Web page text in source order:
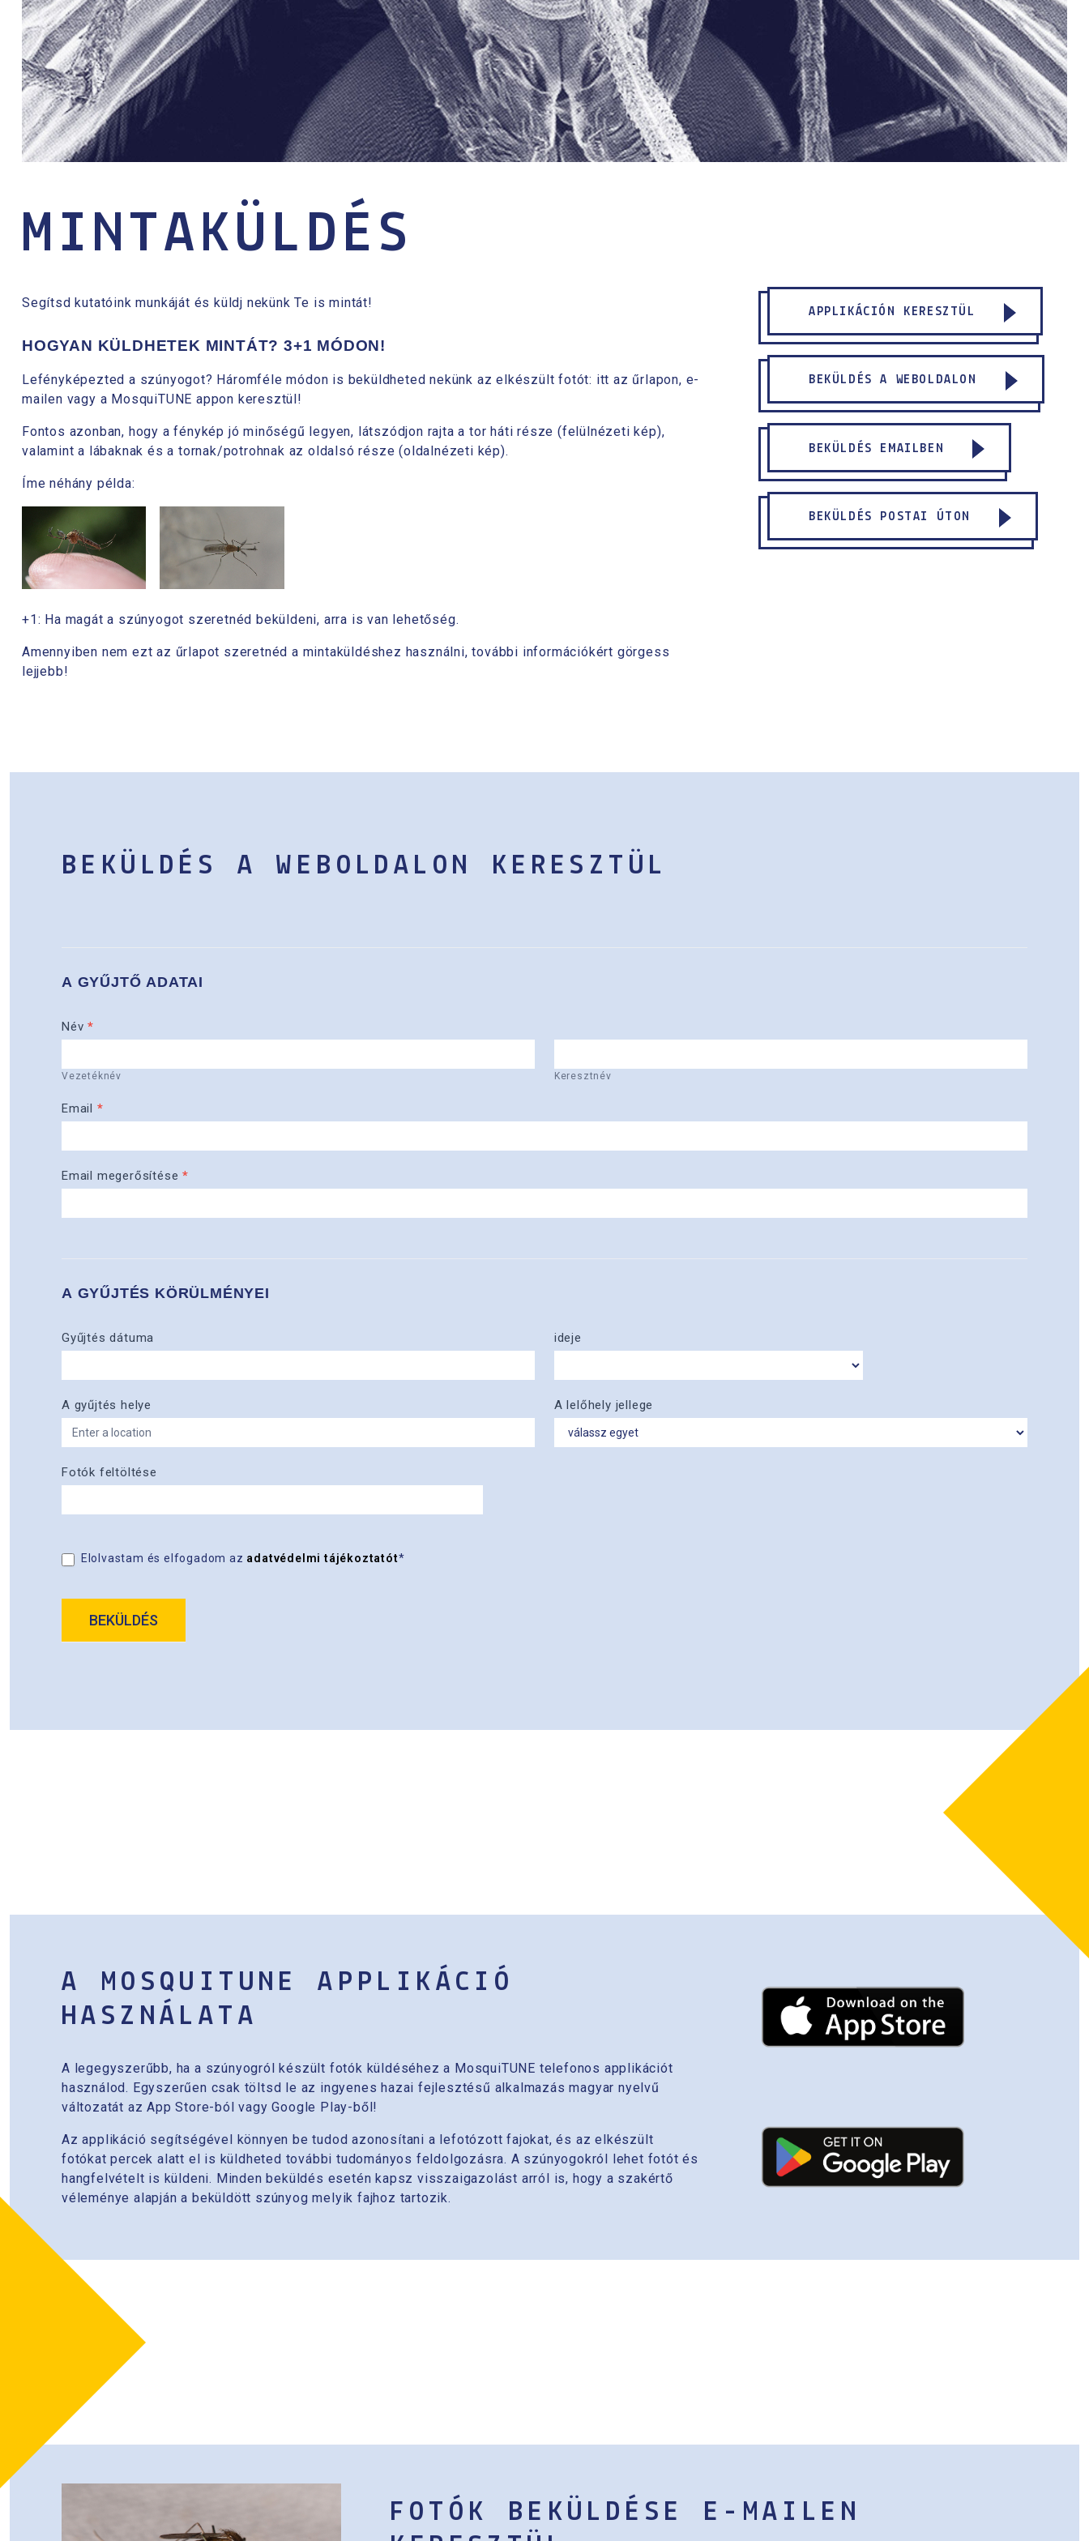
MINTAKÜLDÉS
Segítsd kutatóink munkáját és küldj nekünk Te is mintát!
HOGYAN KÜLDHETEK MINTÁT? 3+1 MÓDON!
Lefényképezted a szúnyogot? Háromféle módon is beküldheted nekünk az elkészült fotót: itt az űrlapon, e-
mailen vagy a MosquiTUNE appon keresztül!
Fontos azonban, hogy a fénykép jó minőségű legyen, látszódjon rajta a tor háti része (felülnézeti kép),
valamint a lábaknak és a tornak/potrohnak az oldalsó része (oldalnézeti kép).
Íme néhány példa:
+1: Ha magát a szúnyogot szeretnéd beküldeni, arra is van lehetőség.
Amennyiben nem ezt az űrlapot szeretnéd a mintaküldéshez használni, további információkért görgess
lejjebb!
APPLIKÁCIÓN KERESZTÜL
BEKÜLDÉS A WEBOLDALON
BEKÜLDÉS EMAILBEN
BEKÜLDÉS POSTAI ÚTON
BEKÜLDÉS A WEBOLDALON KERESZTÜL
A GYŰJTŐ ADATAI
Név*
Vezetéknév Keresztnév
Email *
Email megerősítése*
A GYŰJTÉS KÖRÜLMÉNYEI
Gyűjtés dátuma ideje
A gyűjtés helye A lelőhely jellege
Fotók feltöltése
Elolvastam és elfogadom az adatvédelmi tájékoztatót*
BEKÜLDÉS
A MOSQUITUNE APPLIKÁCIÓ
HASZNÁLATA
A legegyszerűbb, ha a szúnyogról készült fotók küldéséhez a MosquiTUNE telefonos applikációt
használod. Egyszerűen csak töltsd le az ingyenes hazai fejlesztésű alkalmazás magyar nyelvű
változatát az App Store-ból vagy Google Play-ből!
Az applikáció segítségével könnyen be tudod azonosítani a lefotózott fajokat, és az elkészült
fotókat percek alatt el is küldheted további tudományos feldolgozásra. A szúnyogokról lehet fotót és
hangfelvételt is küldeni. Minden beküldés esetén kapsz visszaigazolást arról is, hogy a szakértő
véleménye alapján a beküldött szúnyog melyik fajhoz tartozik.
FOTÓK BEKÜLDÉSE E-MAILEN